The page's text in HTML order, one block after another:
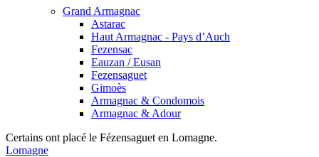
Grand Armagnac
Astarac
Haut Armagnac - Pays d’Auch
Fezensac
Eauzan / Eusan
Fezensaguet
Gimoès
Armagnac & Condomois
Armagnac & Adour
Certains ont placé le Fézensaguet en Lomagne.
Lomagne